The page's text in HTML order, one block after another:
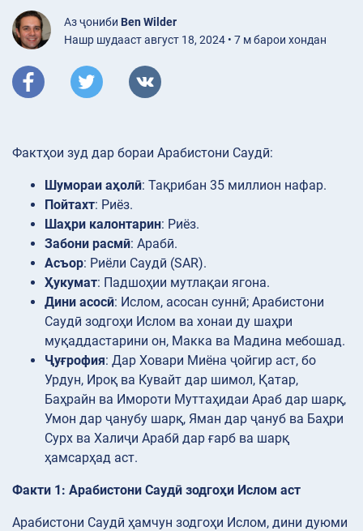
Аз ҷониби Ben Wilder
Нашр шудааст август 18, 2024 • 7 м барои хондан
Фактҳои зуд дар бораи Арабистони Саудӣ:
Шумораи аҳолӣ: Тақрибан 35 миллион нафар.
Пойтахт: Риёз.
Шаҳри калонтарин: Риёз.
Забони расмӣ: Арабӣ.
Асъор: Риёли Саудӣ (SAR).
Ҳукумат: Падшоҳии мутлақаи ягона.
Дини асосӣ: Ислом, асосан суннӣ; Арабистони
Саудӣ зодгоҳи Ислом ва хонаи ду шаҳри
муқаддастарини он, Макка ва Мадина мебошад.
Ҷуғрофия: Дар Ховари Миёна ҷойгир аст, бо
Урдун, Ироқ ва Кувайт дар шимол, Қатар,
Баҳрайн ва Имороти Муттаҳидаи Араб дар шарқ,
Умон дар ҷанубу шарқ, Яман дар ҷануб ва Баҳри
Сурх ва Халиҷи Арабӣ дар ғарб ва шарқ
ҳамсарҳад аст.
Факти 1: Арабистони Саудӣ зодгоҳи Ислом аст
Арабистони Саудӣ ҳамчун зодгоҳи Ислом, дини дуюми